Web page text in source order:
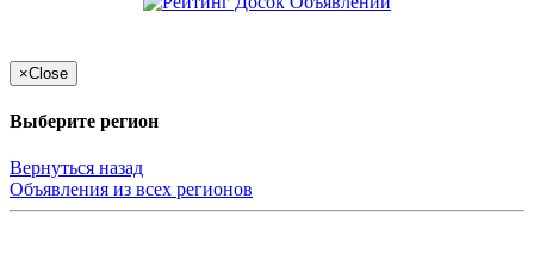
×Close
Выберите регион
Вернуться назад
Объявления из всех регионов